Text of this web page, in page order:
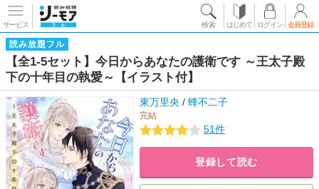
サービス 検索 はじめて ログイン 会員登録
読み放題フル
【全1-5セット】今日からあなたの護衛です ～王太子殿
下の十年目の執愛～【イラスト付】
東万里央 / 蜂不二子
完結
51件
登録して読む